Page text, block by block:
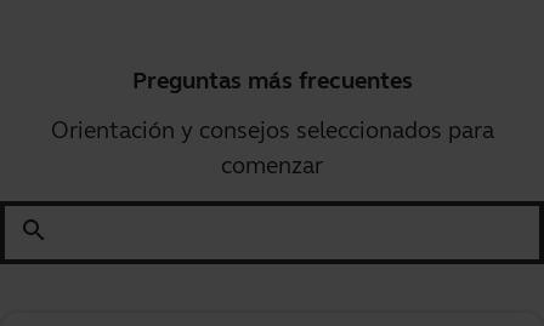
Preguntas más frecuentes
Orientación y consejos seleccionados para
comenzar
search